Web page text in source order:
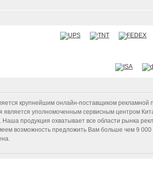
крупнейшим онлайн-поставщиком рекламной
является уполномоченным сервисным центром
Наша продукция охватывает все области рынка
возможность предложить Вам больше чем 9 000